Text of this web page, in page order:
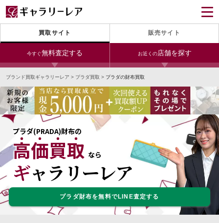
買取サイト 販売サイト
今すぐ無料査定する お近くの店舗を探す
今すぐLINE査定
24時間受付（対応時間10:00～19:00）
宅配買取を申し込む
無料の宅配キットをお届けします
今すぐ電話査定
受付時間 10:00～19:00
宅配買取を申し込む
無料の宅配キットをお届けします
ブランド買取ギャラリーレア > プラダ買取 > プラダの財布買取
プラダ(PRADA)財布の
高価買取 なら
ギャラリーレア
プラダ財布を無料でLINE査定する